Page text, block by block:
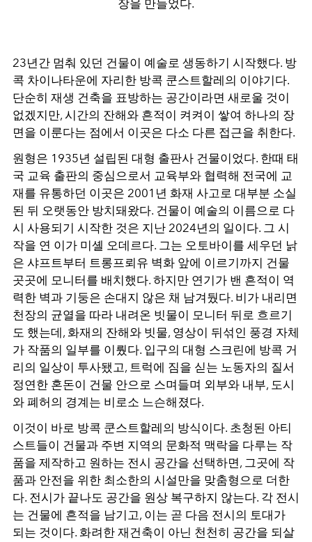
장을 만들었다.
23년간 멈춰 있던 건물이 예술로 생동하기 시작했다. 방
콕 차이나타운에 자리한 방콕 쿤스트할레의 이야기다.
단순히 재생 건축을 표방하는 공간이라면 새로울 것이
없겠지만, 시간의 잔해와 흔적이 켜켜이 쌓여 하나의 장
면을 이룬다는 점에서 이곳은 다소 다른 접근을 취한다.
원형은 1935년 설립된 대형 출판사 건물이었다. 한때 태
국 교육 출판의 중심으로서 교육부와 협력해 전국에 교
재를 유통하던 이곳은 2001년 화재 사고로 대부분 소실
된 뒤 오랫동안 방치돼왔다. 건물이 예술의 이름으로 다
시 사용되기 시작한 것은 지난 2024년의 일이다. 그 시
작을 연 이가 미셸 오데르다. 그는 오토바이를 세우던 낡
은 샤프트부터 트롱프뢰유 벽화 앞에 이르기까지 건물
곳곳에 모니터를 배치했다. 하지만 연기가 밴 흔적이 역
력한 벽과 기둥은 손대지 않은 채 남겨뒀다. 비가 내리면
천장의 균열을 따라 내려온 빗물이 모니터 뒤로 흐르기
도 했는데, 화재의 잔해와 빗물, 영상이 뒤섞인 풍경 자체
가 작품의 일부를 이뤘다. 입구의 대형 스크린에 방콕 거
리의 일상이 투사됐고, 트럭에 짐을 싣는 노동자의 질서
정연한 혼돈이 건물 안으로 스며들며 외부와 내부, 도시
와 폐허의 경계는 비로소 느슨해졌다.
이것이 바로 방콕 쿤스트할레의 방식이다. 초청된 아티
스트들이 건물과 주변 지역의 문화적 맥락을 다루는 작
품을 제작하고 원하는 전시 공간을 선택하면, 그곳에 작
품과 안전을 위한 최소한의 시설만을 맞춤형으로 더한
다. 전시가 끝나도 공간을 원상 복구하지 않는다. 각 전시
는 건물에 흔적을 남기고, 이는 곧 다음 전시의 토대가
되는 것이다. 화려한 재건축이 아닌 천천히 공간을 되살